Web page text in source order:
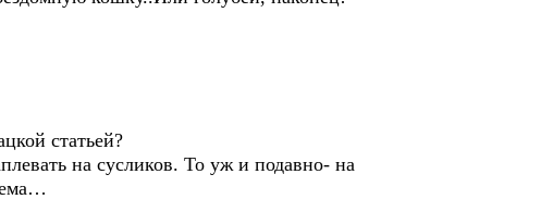
статьей?
на сусликов. То уж и подавно- на